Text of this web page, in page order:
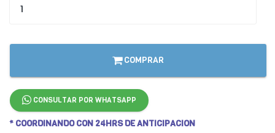
COMPRAR
CONSULTAR POR WHATSAPP
* COORDINANDO CON 24HRS DE ANTICIPACION